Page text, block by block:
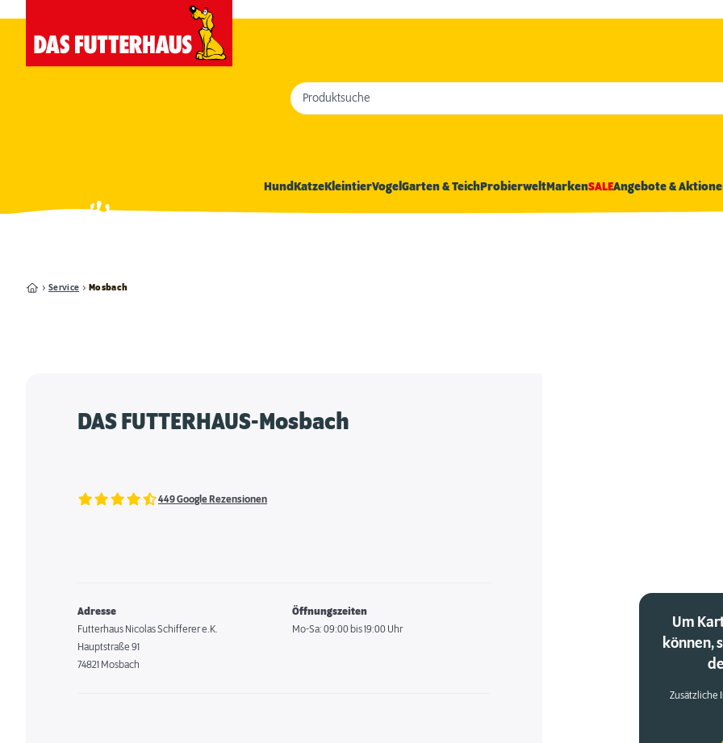
Produktsuche
HundKatzeKleintierVogel Garten & TeichProbierweltMarkenSALEAngebote &
Service Mosbach
DAS FUTTERHAUS-Mosbach
449 Google Rezensionen
Adresse
Futterhaus Nicolas Schifferer e.K.
Hauptstraße 91
74821 Mosbach
Öffnungszeiten
Mo-Sa: 09:00 bis 19:00 Uhr
Um
können,
Zusätzliche